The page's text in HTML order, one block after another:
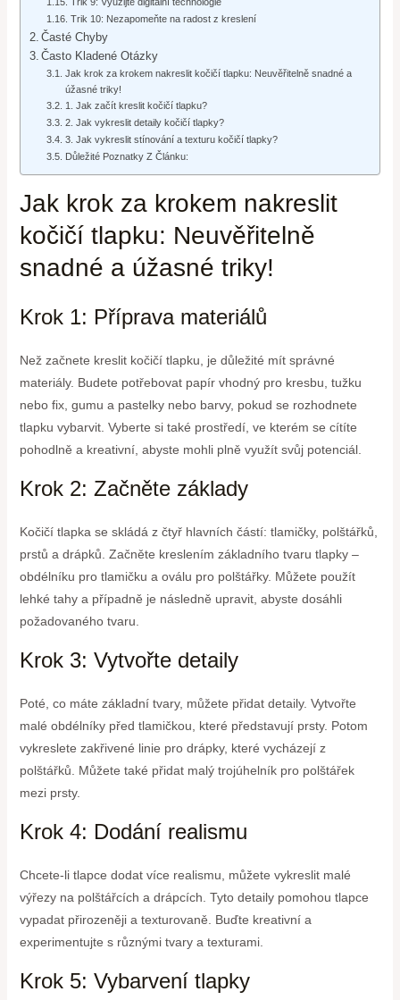
Trik 9: Využijte digitální technologie
Trik 10: Nezapomeňte na radost z kreslení
Časté Chyby
Často Kladené Otázky
Jak krok za krokem nakreslit kočičí tlapku: Neuvěřitelně snadné a
úžasné triky!
1. Jak začít kreslit kočičí tlapku?
2. Jak vykreslit detaily kočičí tlapky?
3. Jak vykreslit stínování a texturu kočičí tlapky?
Důležité Poznatky Z Článku:
Jak krok za krokem nakreslit
kočičí tlapku: Neuvěřitelně
snadné a úžasné triky!
Krok 1: Příprava materiálů
Než začnete kreslit kočičí tlapku, je důležité mít správné
materiály. Budete potřebovat papír vhodný pro kresbu, tužku
nebo fix, gumu a pastelky nebo barvy, pokud se rozhodnete
tlapku vybarvit. Vyberte si také prostředí, ve kterém se cítíte
pohodlně a kreativní, abyste mohli plně využít svůj potenciál.
Krok 2: Začněte základy
Kočičí tlapka se skládá z čtyř hlavních částí: tlamičky, polštářků,
prstů a drápků. Začněte kreslením základního tvaru tlapky –
obdélníku pro tlamičku a oválu pro polštářky. Můžete použít
lehké tahy a případně je následně upravit, abyste dosáhli
požadovaného tvaru.
Krok 3: Vytvořte detaily
Poté, co máte základní tvary, můžete přidat detaily. Vytvořte
malé obdélníky před tlamičkou, které představují prsty. Potom
vykreslete zakřivené linie pro drápky, které vycházejí z
polštářků. Můžete také přidat malý trojúhelník pro polštářek
mezi prsty.
Krok 4: Dodání realismu
Chcete-li tlapce dodat více realismu, můžete vykreslit malé
výřezy na polštářcích a drápcích. Tyto detaily pomohou tlapce
vypadat přirozeněji a texturovaně. Buďte kreativní a
experimentujte s různými tvary a texturami.
Krok 5: Vybarvení tlapky